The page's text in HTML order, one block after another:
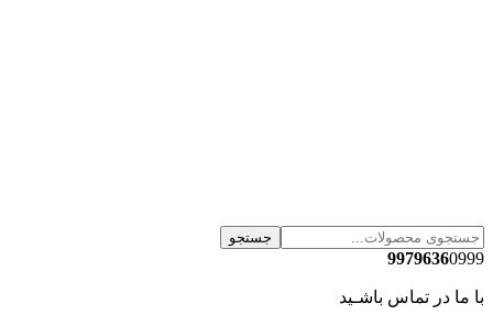
جستجو
99796360999
با ما در تماس باشـید